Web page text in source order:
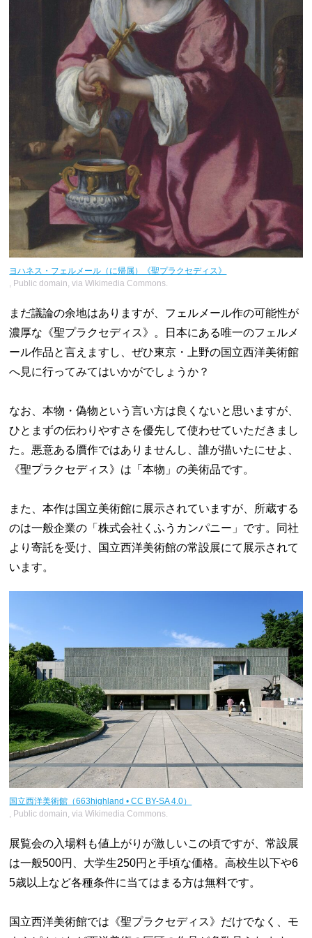
ヨハネス・フェルメール（に帰属）《聖プラクセディス》
, Public domain, via Wikimedia Commons.
まだ議論の余地はありますが、フェルメール作の可能性が
濃厚な《聖プラクセディス》。日本にある唯一のフェルメ
ール作品と言えますし、ぜひ東京・上野の国立西洋美術館
へ見に行ってみてはいかがでしょうか？
なお、本物・偽物という言い方は良くないと思いますが、
ひとまずの伝わりやすさを優先して使わせていただきまし
た。悪意ある贋作ではありませんし、誰が描いたにせよ、
《聖プラクセディス》は「本物」の美術品です。
また、本作は国立美術館に展示されていますが、所蔵する
のは一般企業の「株式会社くふうカンパニー」です。同社
より寄託を受け、国立西洋美術館の常設展にて展示されて
います。
国立西洋美術館（663highland • CC BY-SA 4.0）
, Public domain, via Wikimedia Commons.
展覧会の入場料も値上がりが激しいこの頃ですが、常設展
は一般500円、大学生250円と手頃な価格。高校生以下や6
5歳以上など各種条件に当てはまる方は無料です。
国立西洋美術館では《聖プラクセディス》だけでなく、モ